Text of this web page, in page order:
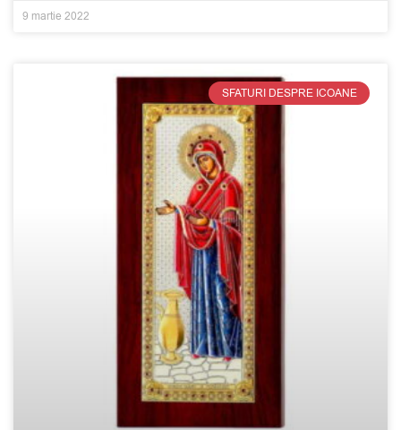
9 martie 2022
SFATURI DESPRE ICOANE